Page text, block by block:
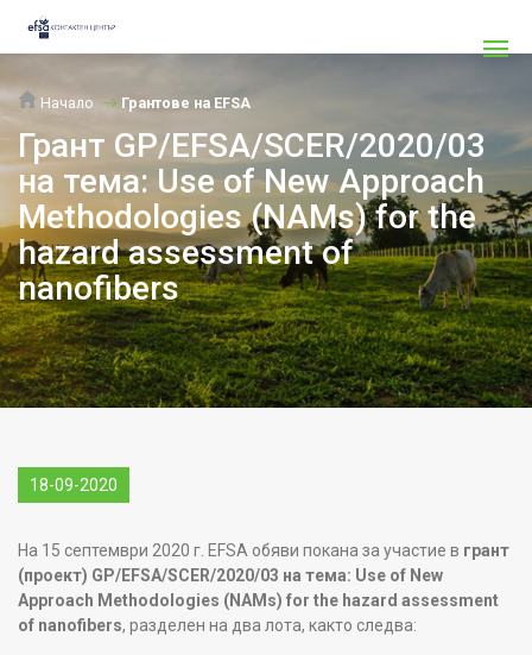
Начало Грантове на EFSA
Грант GP/EFSA/SCER/2020/03
на тема: Use of New Approach
Methodologies (NAMs) for the
hazard assessment of
nanofibers
18-09-2020
На 15 септември 2020 г. EFSA обяви покана за участие в грант
(проект) GP/EFSA/SCER/2020/03 на тема: Use of New
Approach Methodologies (NAMs) for the hazard assessment
of nanofibers, разделен на два лота, както следва: